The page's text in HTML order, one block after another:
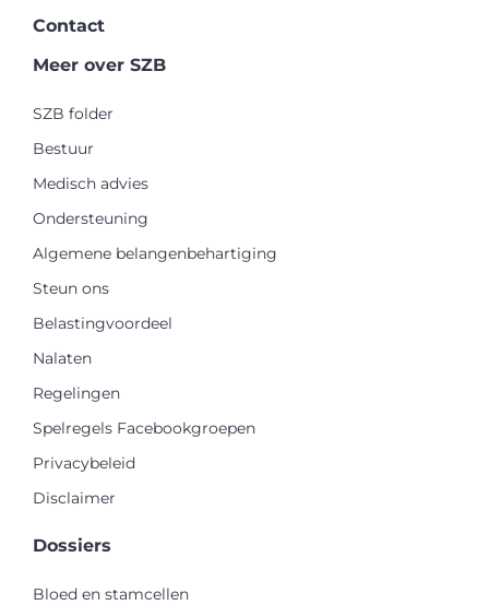
Contact
Meer over SZB
SZB folder
Bestuur
Medisch advies
Ondersteuning
Algemene belangenbehartiging
Steun ons
Belastingvoordeel
Nalaten
Regelingen
Spelregels Facebookgroepen
Privacybeleid
Disclaimer
Dossiers
Bloed en stamcellen